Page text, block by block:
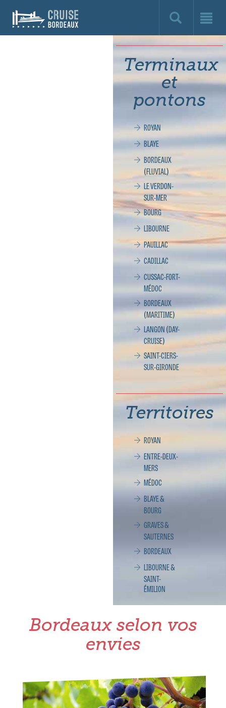
Cruise
Bordeaux,
Terminaux
et
pontons
ROYAN
BLAYE
BORDEAUX
(FLUVIAL)
LE VERDON-
SUR-MER
BOURG
LIBOURNE
PAUILLAC
CADILLAC
CUSSAC-FORT-
MÉDOC
BORDEAUX
(MARITIME)
LANGON (DAY-
CRUISE)
SAINT-CIERS-
SUR-GIRONDE
Territoires
ROYAN
ENTRE-DEUX-
MERS
MÉDOC
BLAYE &
BOURG
GRAVES &
SAUTERNES
BORDEAUX
LIBOURNE &
SAINT-
ÉMILION
Bordeaux selon vos
envies